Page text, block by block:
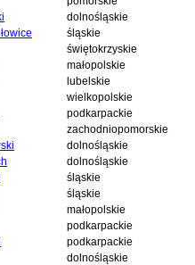
dolnośląskie
śląskie
świętokrzyskie
małopolskie
lubelskie
wielkopolskie
podkarpackie
zachodniopomorskie
dolnośląskie
dolnośląskie
śląskie
śląskie
małopolskie
podkarpackie
podkarpackie
dolnośląskie